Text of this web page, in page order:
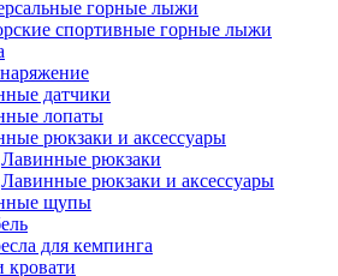
горные лыжи
спортивные горные лыжи
датчики
лопаты
рюкзаки и аксессуары
Лавинные рюкзаки
Лавинные рюкзаки и аксессуары
щупы
для кемпинга
кровати